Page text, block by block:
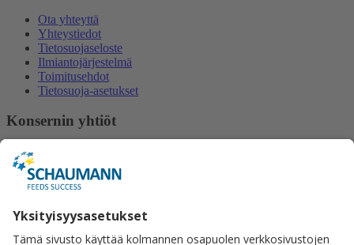
Ota yhteyttä
Yhteystiedot
Tietosuojaseloste
Ilmiantojärjestelmä
Toimitusehdot
Tietosuoja-asetukset
Konsernin yhtiöt
ISF Schauman Forschung
Lactosan
Ligrana
Schaumann BioEnergy
Schaumann Stiftung
Tilco-Alginure